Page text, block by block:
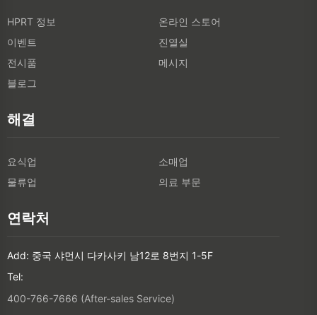
HPRT 정보
온라인 스토어
이벤트
진열실
전시품
메시지
블로그
해결
요식업
소매업
물류업
의료 부문
연락처
Add: 중국 샤먼시 다카사키 남12로 8번지 1-5F
Tel:
400-766-7666 (After-sales Service)